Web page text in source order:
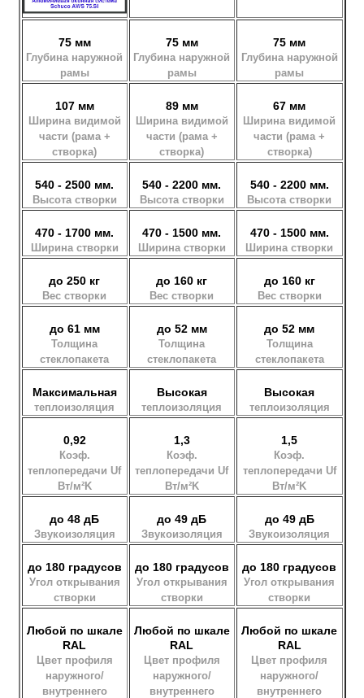
75 мм
Глубина наружной
рамы
75 мм
Глубина наружной
рамы
75 мм
Глубина наружной
рамы
107 мм
Ширина видимой
части (рама +
створка)
89 мм
Ширина видимой
части (рама +
створка)
67 мм
Ширина видимой
части (рама +
створка)
540 - 2500 мм.
Высота створки
540 - 2200 мм.
Высота створки
540 - 2200 мм.
Высота створки
470 - 1700 мм.
Ширина створки
470 - 1500 мм.
Ширина створки
470 - 1500 мм.
Ширина створки
до 250 кг
Вес створки
до 160 кг
Вес створки
до 160 кг
Вес створки
до 61 мм
Толщина
стеклопакета
до 52 мм
Толщина
стеклопакета
до 52 мм
Толщина
стеклопакета
Максимальная
теплоизоляция
Высокая
теплоизоляция
Высокая
теплоизоляция
0,92
Коэф.
теплопередачи Uf
Вт/м²K
1,3
Коэф.
теплопередачи Uf
Вт/м²K
1,5
Коэф.
теплопередачи Uf
Вт/м²K
до 48 дБ
Звукоизоляция
до 49 дБ
Звукоизоляция
до 49 дБ
Звукоизоляция
до 180 градусов
Угол открывания
створки
до 180 градусов
Угол открывания
створки
до 180 градусов
Угол открывания
створки
Любой по шкале
RAL
Цвет профиля
наружного/
внутреннего
Любой по шкале
RAL
Цвет профиля
наружного/
внутреннего
Любой по шкале
RAL
Цвет профиля
наружного/
внутреннего